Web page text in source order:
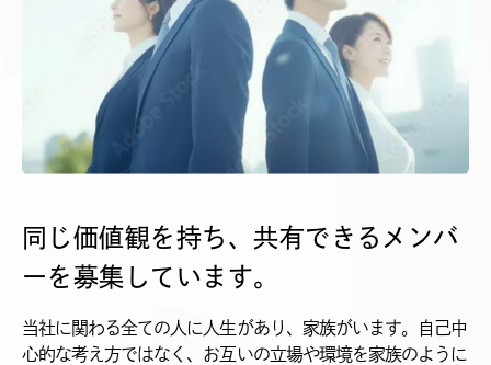
同じ価値観を持ち、共有できる メンバ
ーを募集しています。
当社に関わる全ての人に人生があり、家族がいます。自己中
心的な考え方ではなく、お互いの立場や環境を家族のように